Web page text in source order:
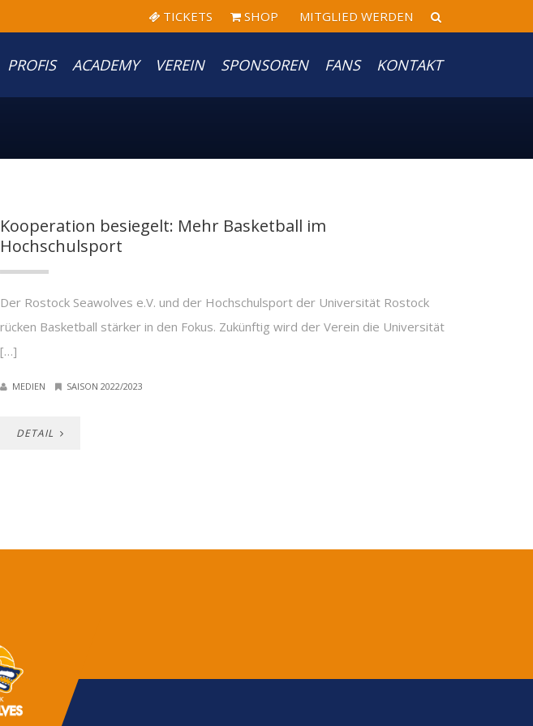
TICKETS SHOP MITGLIED WERDEN
PROFIS ACADEMY VEREIN SPONSOREN FANS KONTAKT
Kooperation besiegelt: Mehr Basketball im
Hochschulsport
Der Rostock Seawolves e.V. und der Hochschulsport der Universität Rostock
rücken Basketball stärker in den Fokus. Zukünftig wird der Verein die Universität
[…]
MEDIEN SAISON 2022/2023
DETAIL